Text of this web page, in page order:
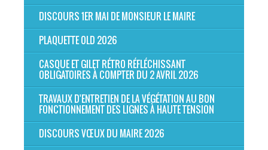
DISCOURS 1ER MAI DE MONSIEUR LE MAIRE
PLAQUETTE OLD 2026
CASQUE ET GILET RÉTRO RÉFLÉCHISSANT
OBLIGATOIRES À COMPTER DU 2 AVRIL 2026
TRAVAUX D'ENTRETIEN DE LA VÉGÉTATION AU BON
FONCTIONNEMENT DES LIGNES À HAUTE TENSION
DISCOURS VŒUX DU MAIRE 2026